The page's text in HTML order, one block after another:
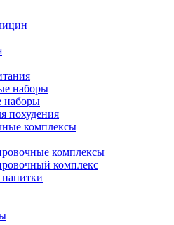
наборы
наборы
похудения
комплексы
комплексы
комплекс
напитки